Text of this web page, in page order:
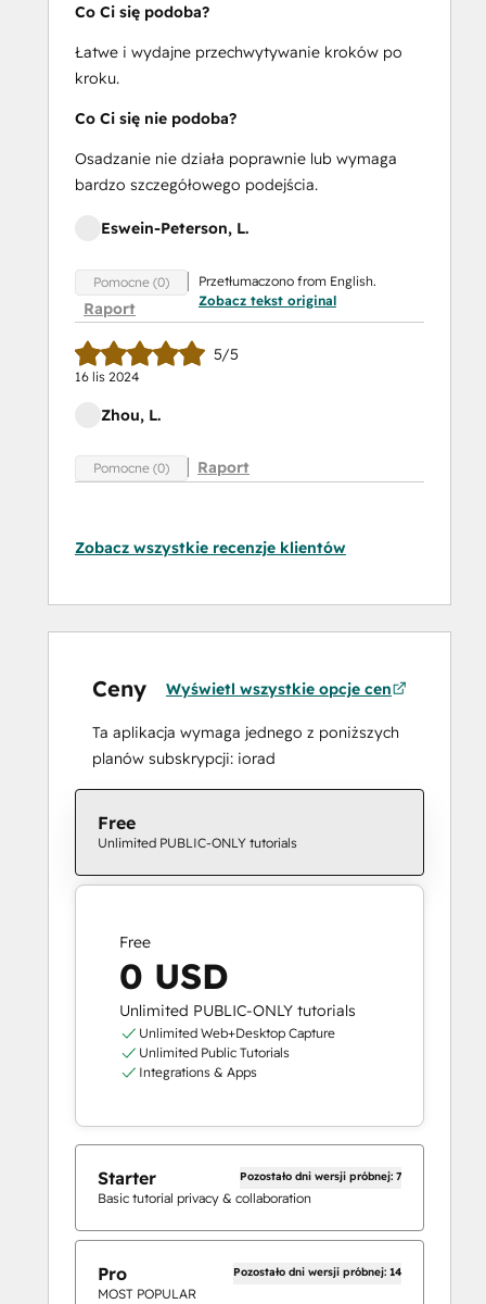
Co Ci się podoba?
Łatwe i wydajne przechwytywanie kroków po
kroku.
Co Ci się nie podoba?
Osadzanie nie działa poprawnie lub wymaga
bardzo szczegółowego podejścia.
Eswein-Peterson, L.
Pomocne (0)
Raport
Przetłumaczono from English.
Zobacz tekst original
5/5
16 lis 2024
Zhou, L.
Pomocne (0) Raport
Zobacz wszystkie recenzje klientów
Ceny Wyświetl wszystkie opcje cen
Ta aplikacja wymaga jednego z poniższych
planów subskrypcji: iorad
Free
Unlimited PUBLIC-ONLY tutorials
Free
0 USD
Unlimited PUBLIC-ONLY tutorials
Unlimited Web+Desktop Capture
Unlimited Public Tutorials
Integrations & Apps
Starter Pozostało dni wersji próbnej: 7
Basic tutorial privacy & collaboration
Pro Pozostało dni wersji próbnej: 14
MOST POPULAR